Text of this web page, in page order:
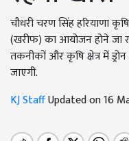
चौधरी चरण सिंह हरियाणा
(खरीफ) का आयोजन होने जा
तकनीकों और कृषि क्षेत्र में
जाएगी.
KJ StaffUpdated on 16